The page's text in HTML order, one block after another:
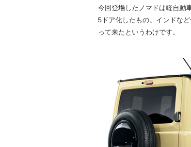
今回登場したノマドは軽自動
5ドア化したもの。インドな
って来たというわけです。